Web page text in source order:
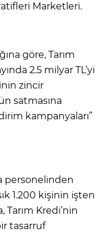
Marketleri.
göre, Tarım
2.5 milyar TL’yi
zincir
satmasına
kampanyaları”
personelinden
1.200 kişinin işten
Tarım Kredi’nin
tasarruf